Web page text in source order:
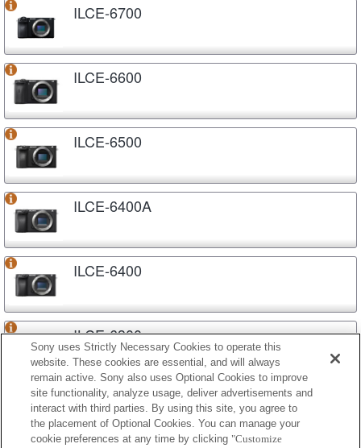
ILCE-6700
ILCE-6600
ILCE-6500
ILCE-6400A
ILCE-6400
ILCE-6300
ILCE-6100A
Sony uses Strictly Necessary Cookies to operate this
website. These cookies are essential, and will always
remain active. Sony also uses Optional Cookies to improve
site functionality, analyze usage, deliver advertisements and
interact with third parties. By using this site, you agree to
the placement of Optional Cookies. You can manage your
cookie preferences at any time by clicking "Customize